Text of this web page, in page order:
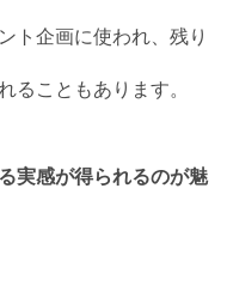
ト企画に使われ、残り
ることもあります。
実感が得られるのが魅